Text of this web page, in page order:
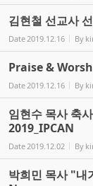
김현철 선교사
Date2019.12.16 By
Praise &
Date2019.12.16 By
임현수 목사 축
2019_IPCAN
Date2019.12.02 By
박희민 목사 "내